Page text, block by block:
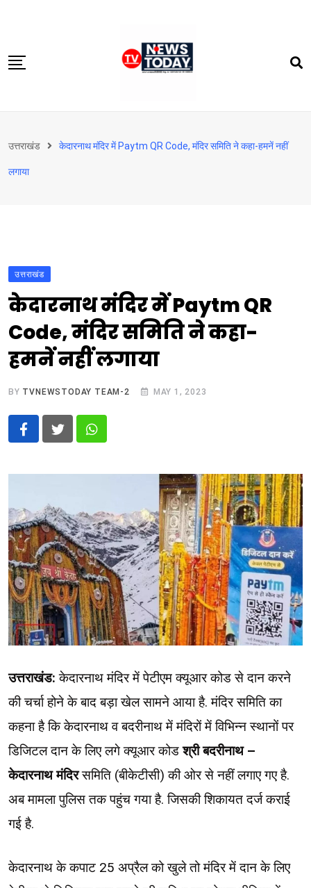
content
दिल्‍ली-एनसीआर
उत्तराखंड
बिजनेस
विदेश
उत्तराखंड केदारनाथ मंदिर में Paytm QR Code, मंदिर समिति ने कहा-हमनें नहीं
लगाया
उत्तराखंड
केदारनाथ मंदिर में Paytm QR
Code, मंदिर समिति ने कहा-
हमनें नहीं लगाया
BY TVNEWSTODAY TEAM-2 MAY 1, 2023
Whatsapp
उत्तराखंड: केदारनाथ मंदिर में पेटीएम क्यूआर कोड से दान करने
की चर्चा होने के बाद बड़ा खेल सामने आया है. मंदिर समिति का
कहना है कि केदारनाथ व बदरीनाथ में मंदिरों में विभिन्न स्थानों पर
डिजिटल दान के लिए लगे क्यूआर कोडश्री बदरीनाथ –
केदारनाथ मंदिरसमिति (बीकेटीसी) की ओर से नहीं लगाए गए है.
अब मामला पुलिस तक पहुंच गया है. जिसकी शिकायत दर्ज कराई
गई है.
केदारनाथ के कपाट 25 अप्रैल को खुले तो मंदिर में दान के लिए